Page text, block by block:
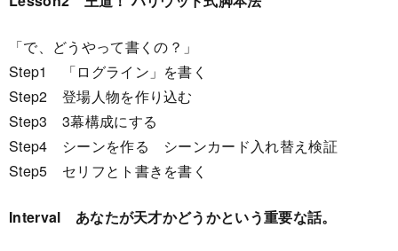
「で、どうやって書くの？」
Step1 「ログライン」を書く
Step2 登場人物を作り込む
Step3 3幕構成にする
Step4 シーンを作る シーンカード入れ替え検証
Step5 セリフとト書きを書く
Interval あなたが天才かどうかという重要な話。